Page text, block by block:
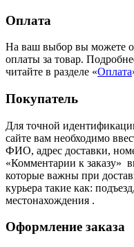
Оплата
На ваш выбор вы можете
оплаты за товар.
читайте в разделе «Оплата
Покупатель
Для точной
сайте вам необходимо
ФИО, адрес доставки,
«Комментарии к заказу»
которые важны при
курьера такие как:
местонахождения .
Оформление заказа